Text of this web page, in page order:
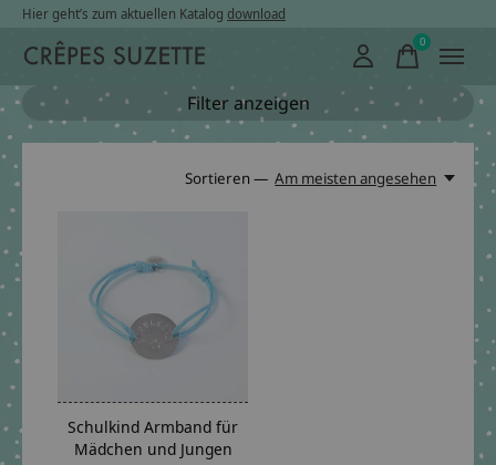
Hier geht’s zum aktuellen Katalog download
0items
Filter anzeigen
Sortieren — Am meisten angesehen
Schulkind Armband für
Mädchen und Jungen